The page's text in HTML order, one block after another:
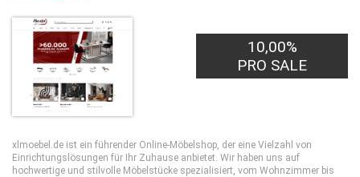
10,00%
PRO SALE
xlmoebel.de ist ein führender Online-Möbelshop, der eine Vielzahl von
Einrichtungslösungen für Ihr Zuhause anbietet. Wir haben uns auf
hochwertige und stilvolle Möbelstücke spezialisiert, vom Wohnzimmer bis